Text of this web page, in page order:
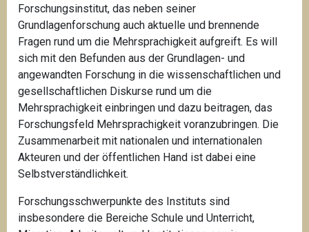
Forschungsinstitut, das neben seiner
Grundlagenforschung auch aktuelle und brennende
Fragen rund um die Mehrsprachigkeit aufgreift. Es will
sich mit den Befunden aus der Grundlagen- und
angewandten Forschung in die wissenschaftlichen und
gesellschaftlichen Diskurse rund um die
Mehrsprachigkeit einbringen und dazu beitragen, das
Forschungsfeld Mehrsprachigkeit voranzubringen. Die
Zusammenarbeit mit nationalen und internationalen
Akteuren und der öffentlichen Hand ist dabei eine
Selbstverständlichkeit.
Forschungsschwerpunkte des Instituts sind
insbesondere die Bereiche Schule und Unterricht,